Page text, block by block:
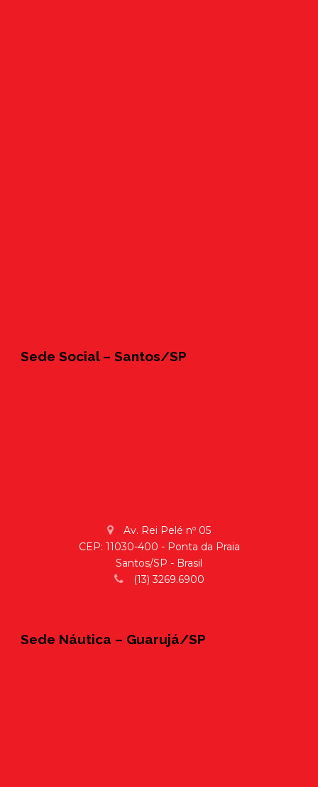
Sede Social – Santos/SP
Av. Rei Pelé nº 05
CEP: 11030-400 - Ponta da Praia
Santos/SP - Brasil
(13) 3269.6900
Sede Náutica – Guarujá/SP